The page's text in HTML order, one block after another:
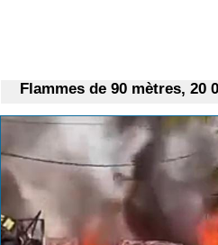
Flammes de 90 mètres, 20